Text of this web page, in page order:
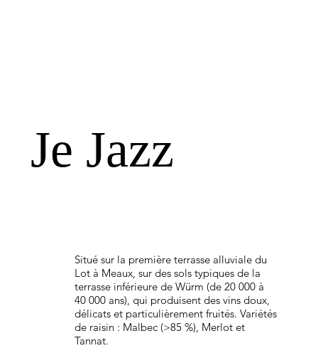
Je Jazz
Situé sur la première terrasse alluviale du
Lot à Meaux, sur des sols typiques de la
terrasse inférieure de Würm (de 20 000 à
40 000 ans), qui produisent des vins doux,
délicats et particulièrement fruités. Variétés
de raisin : Malbec (>85 %), Merlot et
Tannat.